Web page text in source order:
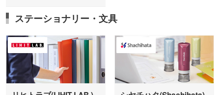
ステーショナリー・文具